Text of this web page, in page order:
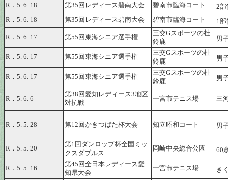
R．5. 6. 18 第35回レディース碧南大会 碧南市臨海コート 2部
R．5. 6. 18 第35回レディース碧南大会 碧南市臨海コート 1部
R．5. 6. 17 第55回東海シニア選手権
三交Gスポーツの杜
鈴鹿
男
R．5. 6. 17 第55回東海シニア選手権
三交Gスポーツの杜
鈴鹿
男
R．5. 6. 17 第55回東海シニア選手権
三交Gスポーツの杜
鈴鹿
男
R．5. 6. 6
第38回愛知レディース3地区
対抗戦
一宮市テニス場 三
R．5. 5. 28 第12回かきつばた杯大会 知立昭和コート 男
R．5. 5. 20
第1回ダンロップ杯全国ミッ
クスダブルス
岡崎中央総合公園 60
R．5. 5. 16
第45回全日本レディース愛
知県大会
一宮市テニス場 き